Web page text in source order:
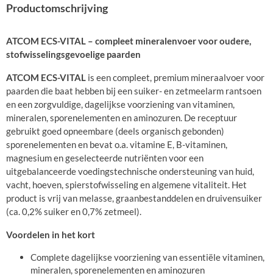
Productomschrijving
ATCOM ECS-VITAL – compleet mineralenvoer voor oudere,
stofwisselingsgevoelige paarden
ATCOM ECS-VITAL is een compleet, premium mineraalvoer voor
paarden die baat hebben bij een suiker- en zetmeelarm rantsoen
en een zorgvuldige, dagelijkse voorziening van vitaminen,
mineralen, sporenelementen en aminozuren. De receptuur
gebruikt goed opneembare (deels organisch gebonden)
sporenelementen en bevat o.a. vitamine E, B-vitaminen,
magnesium en geselecteerde nutriënten voor een
uitgebalanceerde voedingstechnische ondersteuning van huid,
vacht, hoeven, spierstofwisseling en algemene vitaliteit. Het
product is vrij van melasse, graanbestanddelen en druivensuiker
(ca. 0,2% suiker en 0,7% zetmeel).
Voordelen in het kort
Complete dagelijkse voorziening van essentiële vitaminen,
mineralen, sporenelementen en aminozuren